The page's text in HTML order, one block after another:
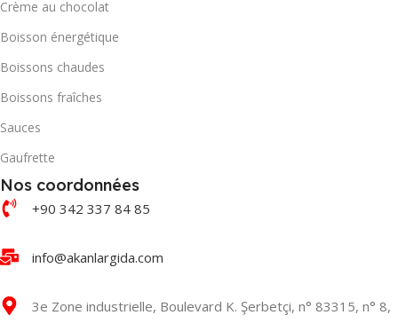
Crème au chocolat
Boisson énergétique
Boissons chaudes
Boissons fraîches
Sauces
Gaufrette
Nos coordonnées
+90 342 337 84 85
info@akanlargida.com
3e Zone industrielle, Boulevard K. Şerbetçi, n° 83315, n° 8,